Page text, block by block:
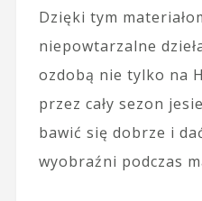
Dzięki tym
niepowtarzalne
ozdobą nie tylko na
przez cały sezon
bawić się dobrze i
wyobraźni podczas